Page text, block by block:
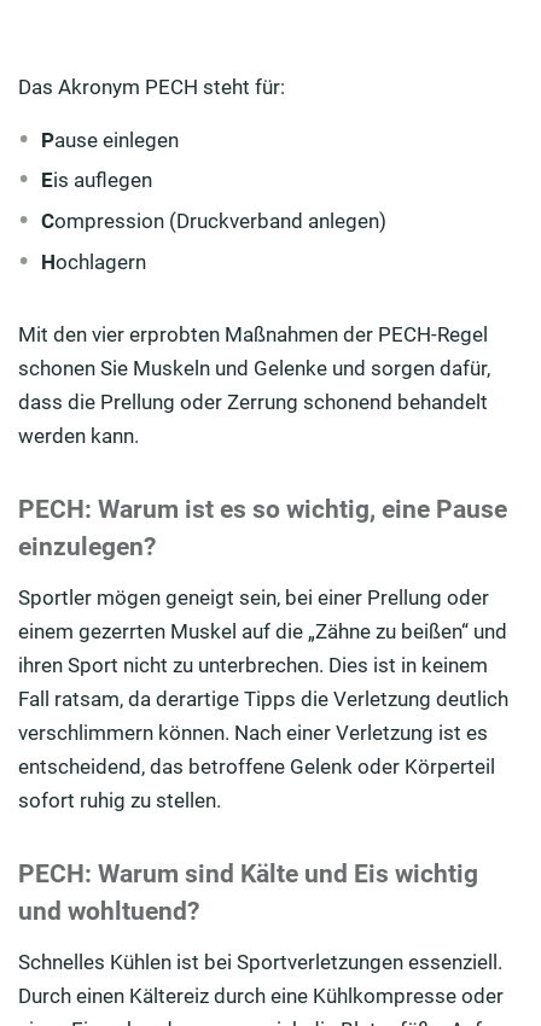
Das Akronym PECH steht für:
Pause einlegen
Eis auflegen
Compression (Druckverband anlegen)
Hochlagern
Mit den vier erprobten Maßnahmen der PECH-Regel
schonen Sie Muskeln und Gelenke und sorgen dafür,
dass die Prellung oder Zerrung schonend behandelt
werden kann.
PECH: Warum ist es so wichtig, eine Pause
einzulegen?
Sportler mögen geneigt sein, bei einer Prellung oder
einem gezerrten Muskel auf die „Zähne zu beißen“ und
ihren Sport nicht zu unterbrechen. Dies ist in keinem
Fall ratsam, da derartige Tipps die Verletzung deutlich
verschlimmern können. Nach einer Verletzung ist es
entscheidend, das betroffene Gelenk oder Körperteil
sofort ruhig zu stellen.
PECH: Warum sind Kälte und Eis wichtig
und wohltuend?
Schnelles Kühlen ist bei Sportverletzungen essenziell.
Durch einen Kältereiz durch eine Kühlkompresse oder